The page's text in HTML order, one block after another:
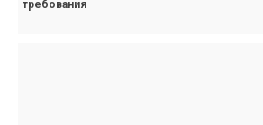
требования